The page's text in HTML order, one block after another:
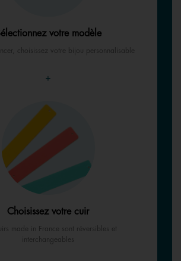
votre modèle
choisissez votre bijou personnalisable
+
Choisissez votre cuir
made in France sont réversibles et
interchangeables